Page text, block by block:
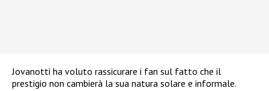
Jovanotti ha voluto rassicurare i fan sul fatto che il
prestigio non cambierà la sua natura solare e informale.